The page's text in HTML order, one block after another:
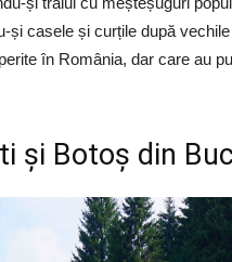
și casele și curțile după
în România, dar care au
și Botoș din